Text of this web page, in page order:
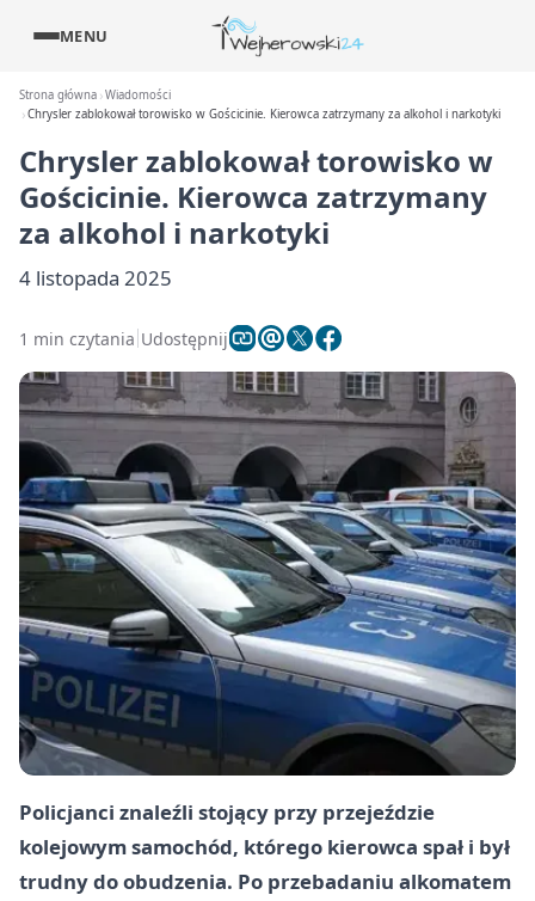
MENU
Strona główna Wiadomości
Chrysler zablokował torowisko w Gościcinie. Kierowca zatrzymany za alkohol i narkotyki
Chrysler zablokował torowisko w
Gościcinie. Kierowca zatrzymany
za alkohol i narkotyki
4 listopada 2025
1 min czytania Udostępnij
Policjanci znaleźli stojący przy przejeździe
kolejowym samochód, którego kierowca spał i był
trudny do obudzenia. Po przebadaniu alkomatem